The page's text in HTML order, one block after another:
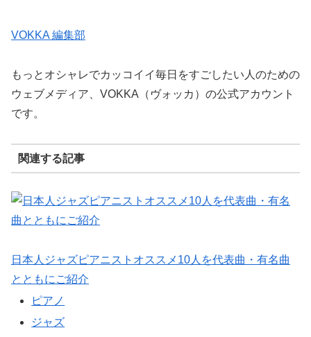
VOKKA 編集部
もっとオシャレでカッコイイ毎日をすごしたい人のための
ウェブメディア、VOKKA（ヴォッカ）の公式アカウント
です。
関連する記事
日本人ジャズピアニストオススメ10人を代表曲・有名曲
とともにご紹介
ピアノ
ジャズ